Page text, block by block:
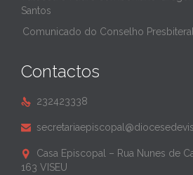
Santos
Comunicado do Conselho Presbiteral
Contactos
 232423338


Casa Episcopal – Rua Nunes de
163 VISEU